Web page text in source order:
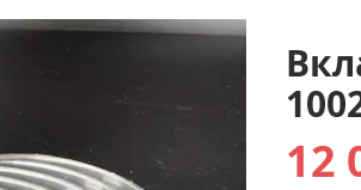
12